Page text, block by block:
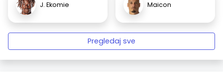
J. Ekomie Maicon
Pregledaj sve